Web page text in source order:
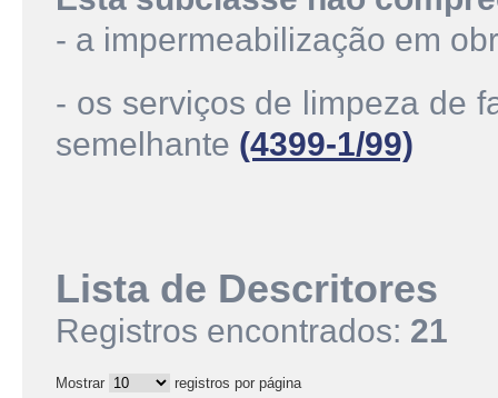
- a impermeabilização em
- os serviços de limpeza de
semelhante (4399-1/99)
Lista de Descritores
Registros encontrados: 21
Mostrar
registros por página